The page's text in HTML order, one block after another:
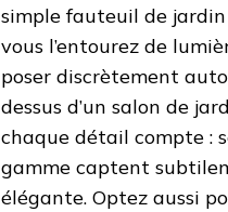
simple fauteuil de
vous l’entourez de
poser discrètement
dessus d’un salon de
chaque détail compte :
gamme captent
élégante. Optez aussi